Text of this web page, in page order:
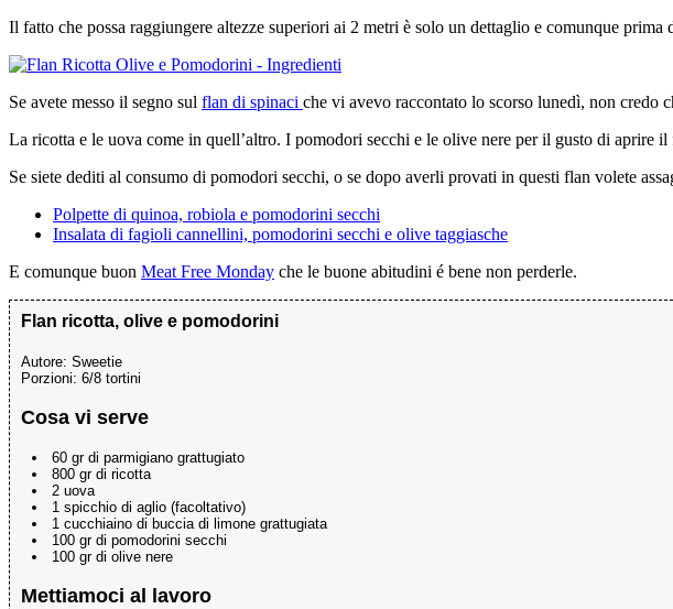
Il fatto che possa raggiungere altezze superiori ai 2 metri è solo un dettaglio e comunque prima
Se avete messo il segno sul flan di spinaci che vi avevo raccontato lo scorso lunedì, non credo
La ricotta e le uova come in quell’altro. I pomodori secchi e le olive nere per il gusto di aprire
Se siete dediti al consumo di pomodori secchi, o se dopo averli provati in questi flan volete
Polpette di quinoa, robiola e pomodorini secchi
Insalata di fagioli cannellini, pomodorini secchi e olive taggiasche
E comunque buon Meat Free Monday che le buone abitudini é bene non perderle.
Flan ricotta, olive e pomodorini
Autore: Sweetie
Porzioni: 6/8 tortini
Cosa vi serve
60 gr di parmigiano grattugiato
800 gr di ricotta
2 uova
1 spicchio di aglio (facoltativo)
1 cucchiaino di buccia di limone grattugiata
100 gr di pomodorini secchi
100 gr di olive nere
Mettiamoci al lavoro